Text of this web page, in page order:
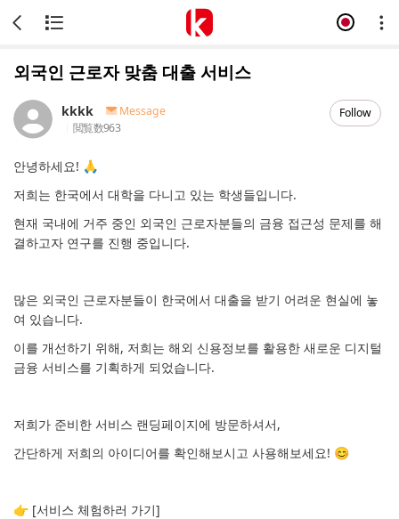
외국인 근로자 맞춤 대출 서비스
kkkk
Message
閲覧数963
Follow
안녕하세요! 🙏
저희는 한국에서 대학을 다니고 있는 학생들입니다.
현재 국내에 거주 중인 외국인 근로자분들의 금융 접근성 문제를 해
결하고자 연구를 진행 중입니다.
많은 외국인 근로자분들이 한국에서 대출을 받기 어려운 현실에 놓
여 있습니다.
이를 개선하기 위해, 저희는 해외 신용정보를 활용한 새로운 디지털
금융 서비스를 기획하게 되었습니다.
저희가 준비한 서비스 랜딩페이지에 방문하셔서,
간단하게 저희의 아이디어를 확인해보시고 사용해보세요! 😊
👉 [서비스 체험하러 가기]